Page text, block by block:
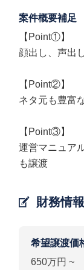
案件概要補足
【Point①】
顔出し、声出
【Point②】
ネタ元も豊富
【Point③】
運営マニュア
も譲渡
財務情
希望譲渡価
650万円 ~